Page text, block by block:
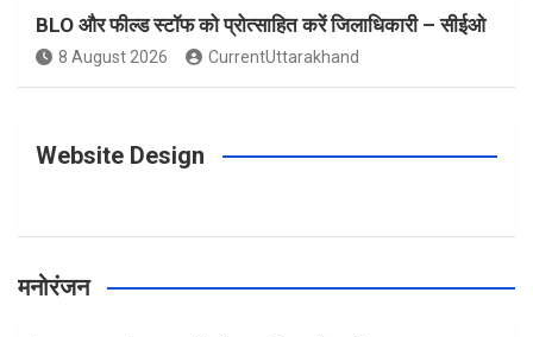
k a s
BLO और फील्ड स्टॉफ को प्रोत्साहित करें जिलाधिकारी – सीईओ
8 August 2026 CurrentUttarakhand
Website Design
मनोरंजन